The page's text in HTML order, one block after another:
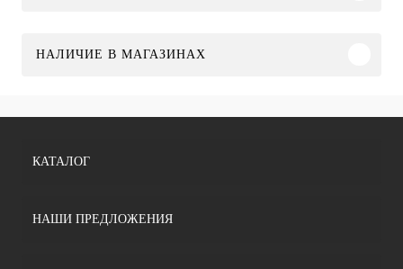
НАЛИЧИЕ В МАГАЗИНАХ
КАТАЛОГ
НАШИ ПРЕДЛОЖЕНИЯ